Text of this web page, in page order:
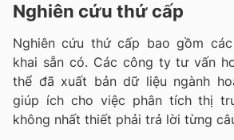
Nghiên cứu thứ cấp
Nghiên cứu thứ cấp bao gồm
khai sẵn có. Các công ty tư vấn
thể đã xuất bản dữ liệu ngành
giúp ích cho việc phân tích thị
không nhất thiết phải trả lời từng